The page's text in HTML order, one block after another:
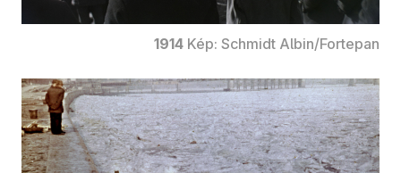
1914 Kép: Schmidt Albin/Fortepan